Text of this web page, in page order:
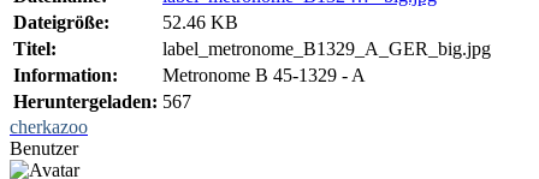
Dateigröße:
52.46 KB
Titel:
label_metronome_B1329_A_GER_big.jpg
Information:
Metronome B 45-1329 - A
Heruntergeladen: 567
cherkazoo
Benutzer